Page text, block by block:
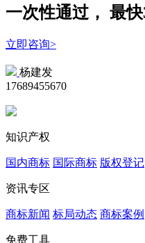
一次性通过， 最
立即咨询>
杨建发
17689455670
知识产权
国内商标 国际商标 版权登记
资讯专区
商标新闻 标局动态 商标案例
免费工具